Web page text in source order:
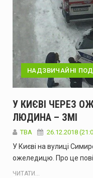
НАДЗВИЧАЙНІ
У КИЄВІ ЧЕРЕЗ
ЛЮДИНА – ЗМІ
TBA 26.12.2018
У Києві на вулиці
ожеледицю. Про це
ЧИТАТИ...